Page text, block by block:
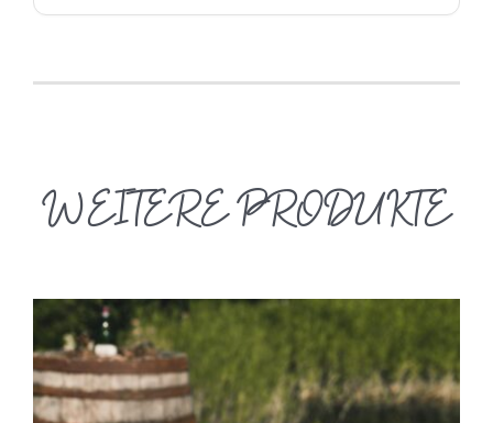
WEITERE PRODUKTE